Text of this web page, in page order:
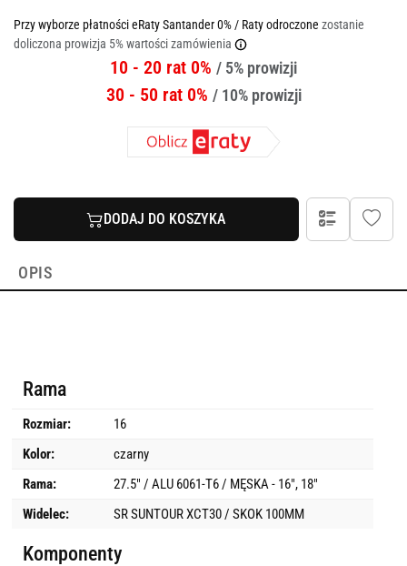
Przy wyborze płatności eRaty Santander 0% / Raty odroczone zostanie
doliczona prowizja 5% wartości zamówienia
10 - 20 rat 0% / 5% prowizji
30 - 50 rat 0% / 10% prowizji
DODAJ DO KOSZYKA
OPIS
Rama
Rozmiar:
16
Kolor:
czarny
Rama:
27.5" / ALU 6061-T6 / MĘSKA - 16", 18"
Widelec:
SR SUNTOUR XCT30 / SKOK 100MM
Komponenty